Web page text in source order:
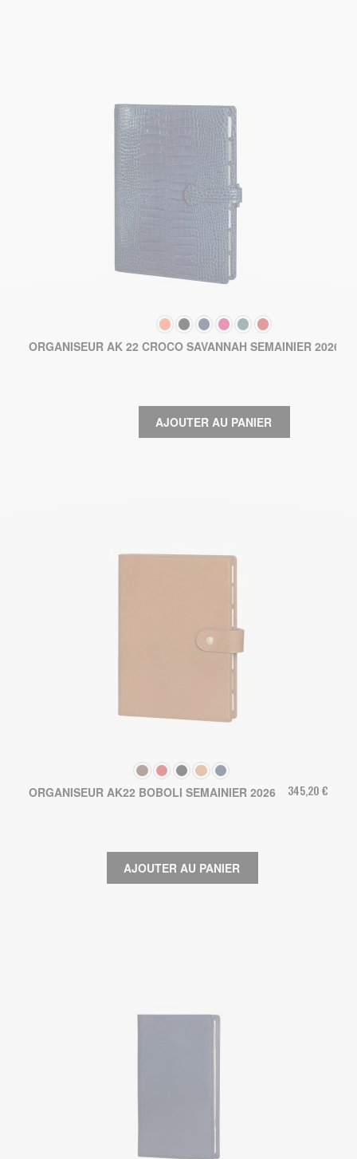
COULEUR
ORGANISEUR AK 22 CROCO SAVANNAH SEMAINIER 2026
AJOUTER AU PANIER
COULEUR
ORGANISEUR AK22 BOBOLI SEMAINIER 2026 345,20 €
AJOUTER AU PANIER